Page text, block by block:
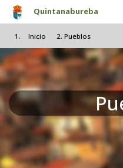
Pasar al
Quintanabureba
Inicio Pueblos